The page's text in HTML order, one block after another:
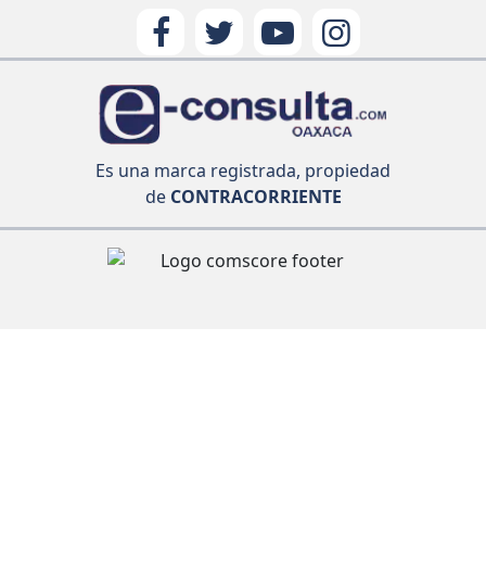
Es una marca registrada, propiedad
deCONTRACORRIENTE